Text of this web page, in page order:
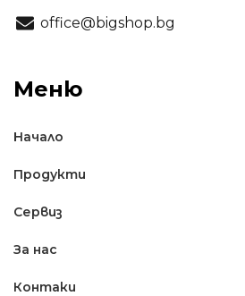
office@bigshop.bg
Меню
Начало
Продукти
Сервиз
За нас
Контаки